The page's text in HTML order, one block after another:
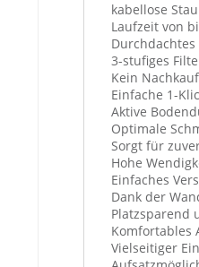
kabellose
Laufzeit von
3-stufiges
Kein
Einfache 1-
Aktive
Optimale
Sorgt für
Hohe
Einfaches
Dank der
Platzsparend
Komfortables
Vielseitiger